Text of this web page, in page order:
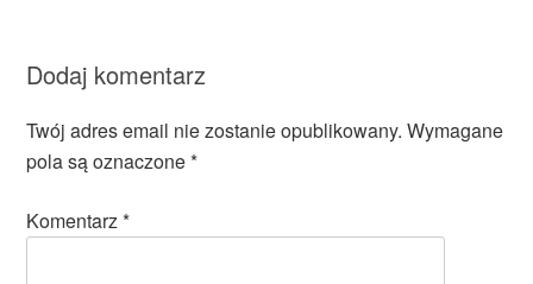
Dodaj komentarz
Twój adres email nie zostanie opublikowany. Wymagane
pola są oznaczone*
Komentarz*